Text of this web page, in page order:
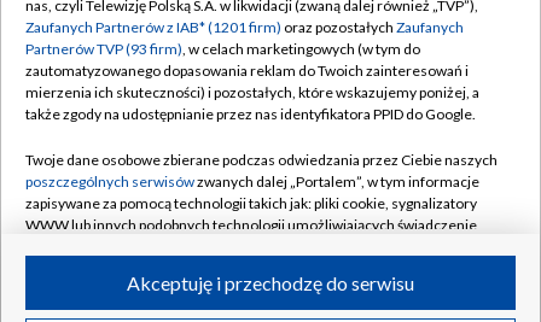
Emisja w TVP
Centrum informacji TVP
Naziemna Telewizja Cyfrowa
Rada Programowa
System NOS
Informacje o nadawcy
Program dla prasy
Polityka prywatności
Moje zgody
Pomoc
Kontakt
Kanały
nas, czyli Telewizję Polską S.A. w likwidacji (zwaną dalej również „TVP”),
Zaufanych Partnerów z IAB* (1201 firm) oraz pozostałych Zaufanych
Partnerów TVP (93 firm), w celach marketingowych (w tym do
zautomatyzowanego dopasowania reklam do Twoich zainteresowań i
mierzenia ich skuteczności) i pozostałych, które wskazujemy poniżej, a
także zgody na udostępnianie przez nas identyfikatora PPID do Google.
Twoje dane osobowe zbierane podczas odwiedzania przez Ciebie naszych
poszczególnych serwisówzwanych dalej „Portalem”, w tym informacje
zapisywane za pomocą technologii takich jak: pliki cookie, sygnalizatory
WWW lub innych podobnych technologii umożliwiających świadczenie
ruchu w Internecie.Akceptuję i przechodzę do serwisu